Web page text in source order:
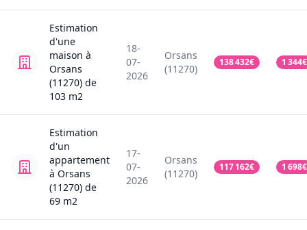
Estimation
d'une
maison à
Orsans
(11270) de
103 m2
18-
07-
2026
Orsans
(11270)
138 432€ 1 344€
Estimation
d'un
appartement
à Orsans
(11270) de
69 m2
17-
07-
2026
Orsans
(11270)
117 162€ 1 698€